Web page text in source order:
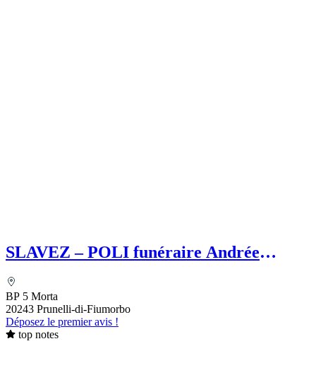
SLAVEZ – POLI funéraire Andrée
BP 5 Morta
20243 Prunelli-di-Fiumorbo
Déposez le premier avis !
top notes